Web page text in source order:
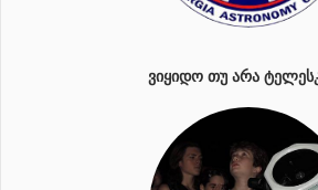
ᲕᲘᲧᲘᲓᲝ ᲗᲣ ᲐᲠᲐ